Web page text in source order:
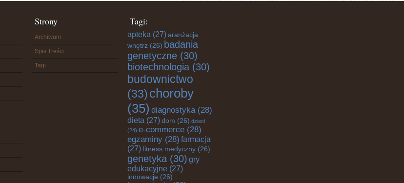
Strony
Archiwum
Spis Treści
Tagi
Tagi:
apteka (27) aranżacja
wnętrz (26) badania
genetyczne (30)
biotechnologia (30)
budownictwo
(33)choroby
(35) diagnostyka(28)
dieta (27) dom (26) dzieci
(24) e-commerce (28)
egzaminy (28) farmacja
(27) fitness medyczny (26)
genetyka (30) gry
edukacyjne (27)
innowacje (26)